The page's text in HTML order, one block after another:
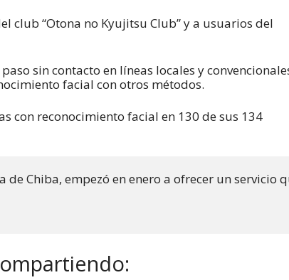
club “Otona no Kyujitsu Club” y a usuarios del
sin contacto en líneas locales y
facial con otros métodos.
con reconocimiento facial en 130 de sus 134
de Chiba, empezó en enero a ofrecer un